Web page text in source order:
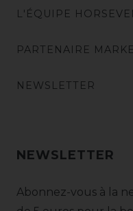
L'ÉQUIPE
PARTENAIRE
NEWSLETTER
NEWSLETTER
Abonnez-vous à la